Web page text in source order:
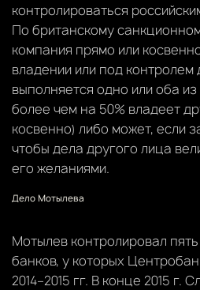
контролироваться
По британскому
компания прямо или
владении или под контролем
выполняется одно или оба
более чем на 50% владеет
косвенно) либо может, если
чтобы дела другого лица
его желаниями.
Дело Мотылева
Мотылев контролировал
банков, у которых
2014–2015 гг. В конце 2015 г.